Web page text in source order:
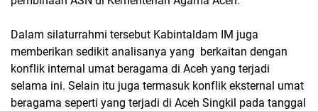
Dalam silaturrahmi tersebut Kabintaldam IM juga
memberikan sedikit analisanya yang berkaitan dengan
konflik internal umat beragama di Aceh yang terjadi
selama ini. Selain itu juga termasuk konflik eksternal umat
beragama seperti yang terjadi di Aceh Singkil pada tanggal